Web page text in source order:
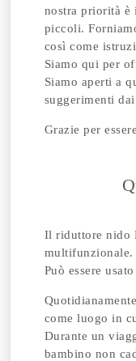
nostra priorità è
piccoli.
così come
Siamo qui per
Siamo aperti a
suggerimenti
Grazie per
Il riduttore nido
multifunzionale.
Può essere
come luogo in
Durante un
bambino non